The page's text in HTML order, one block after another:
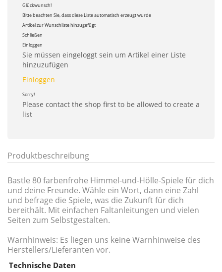
Glückwunsch!
Bitte beachten Sie, dass diese Liste automatisch erzeugt wurde
Artikel zur Wunschliste hinzugefügt
Schließen
Einloggen
Sie müssen eingeloggt sein um Artikel einer Liste
hinzuzufügen
Einloggen
Sorry!
Please contact the shop first to be allowed to create a
list
Produktbeschreibung
Bastle 80 farbenfrohe Himmel-und-Hölle-Spiele für dich
und deine Freunde. Wähle ein Wort, dann eine Zahl
und befrage die Spiele, was die Zukunft für dich
bereithält. Mit einfachen Faltanleitungen und vielen
Seiten zum Selbstgestalten.
Warnhinweis: Es liegen uns keine Warnhinweise des
Herstellers/Lieferanten vor.
Technische Daten